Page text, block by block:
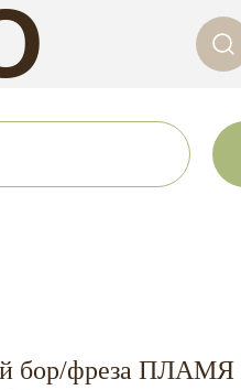
бор/фреза